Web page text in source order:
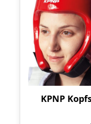
KPNP